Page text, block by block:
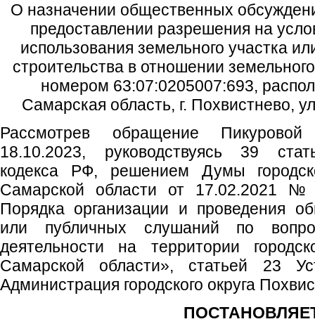
О назначении общественных
предоставлении разрешения на
использования земельного участка
строительства в отношении
номером 63:07:0205007:693,
Самарская область, г. Похвистнево,
Рассмотрев обращение
18.10.2023, руководствуясь 39
кодекса РФ, решением Думы
Самарской области от 17.02.2021
Порядка организации и проведения
или публичных слушаний по
деятельности на территории
Самарской области», статьей 23
Администрация городского округа